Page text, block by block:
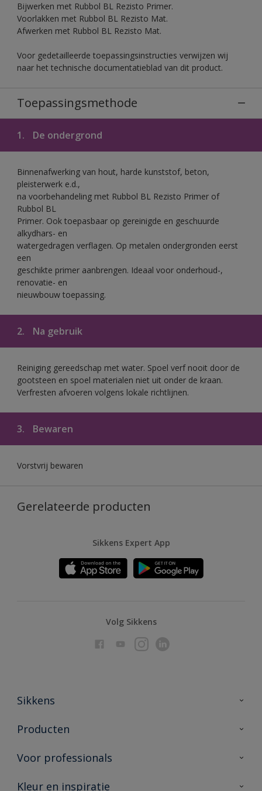
Bijwerken met Rubbol BL Rezisto Primer.
Voorlakken met Rubbol BL Rezisto Mat.
Afwerken met Rubbol BL Rezisto Mat.
Voor gedetailleerde toepassingsinstructies verwijzen wij
naar het technische documentatieblad van dit product.
Toepassingsmethode
1. De ondergrond
Binnenafwerking van hout, harde kunststof, beton,
pleisterwerk e.d.,
na voorbehandeling met Rubbol BL Rezisto Primer of
Rubbol BL
Primer. Ook toepasbaar op gereinigde en geschuurde
alkydhars- en
watergedragen verflagen. Op metalen ondergronden eerst
een
geschikte primer aanbrengen. Ideaal voor onderhoud-,
renovatie- en
nieuwbouw toepassing.
2. Na gebruik
Reiniging gereedschap met water. Spoel verf nooit door de
gootsteen en spoel materialen niet uit onder de kraan.
Verfresten afvoeren volgens lokale richtlijnen.
3. Bewaren
Vorstvrij bewaren
Gerelateerde producten
Sikkens Expert App
Volg Sikkens
Sikkens
Over Sikkens
Duurzaamheid
Producten
Producten voor binnen
Vind je verkooppunt
Voor professionals
Advies & service
Kleur en inspiratie